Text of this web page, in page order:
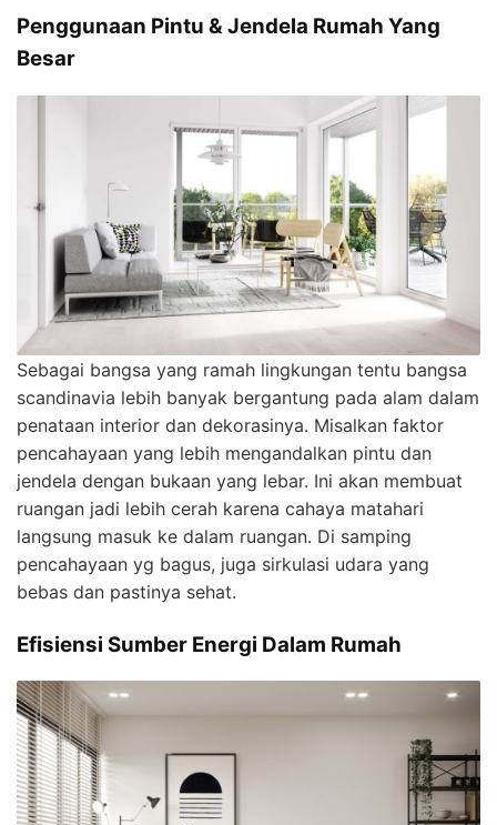
Penggunaan Pintu & Jendela Rumah Yang
Besar
Sebagai bangsa yang ramah lingkungan tentu bangsa
scandinavia lebih banyak bergantung pada alam dalam
penataan interior dan dekorasinya. Misalkan faktor
pencahayaan yang lebih mengandalkan pintu dan
jendela dengan bukaan yang lebar. Ini akan membuat
ruangan jadi lebih cerah karena cahaya matahari
langsung masuk ke dalam ruangan. Di samping
pencahayaan yg bagus, juga sirkulasi udara yang
bebas dan pastinya sehat.
Efisiensi Sumber Energi Dalam Rumah